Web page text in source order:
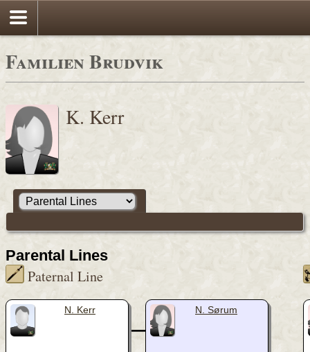
Familien Brudvik
K. Kerr
Parental Lines
Paternal Line
N. Kerr _ N. Sørum